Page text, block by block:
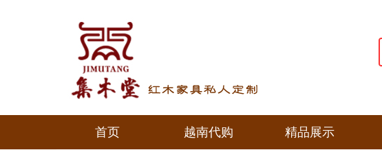
首页
首页
越南代购
越南代购
精品展示